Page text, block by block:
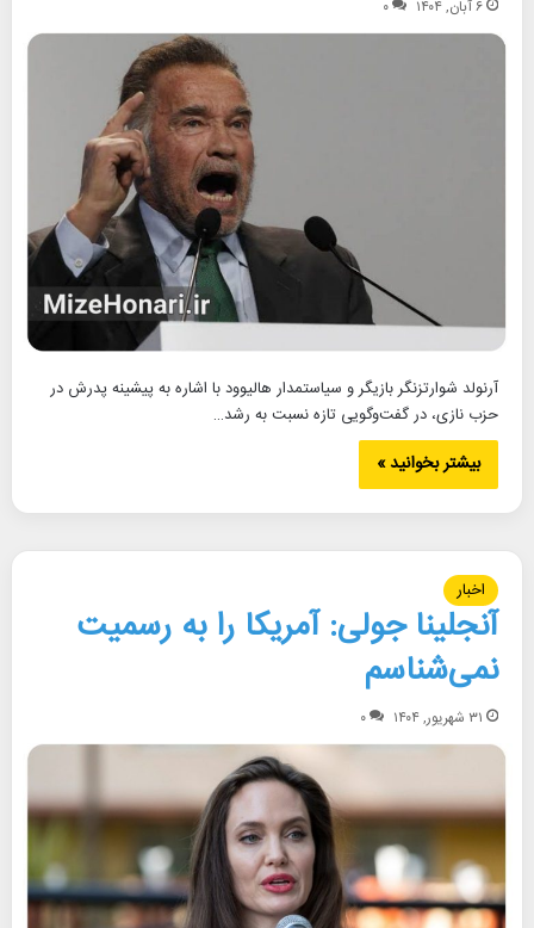
۶ آبان, ۱۴۰۴ ۰
آرنولد شوارتزنگر بازیگر و سیاستمدار هالیوود با اشاره به پیشینه پدرش در
حزب نازی، در گفت‌وگویی تازه نسبت به رشد…
بیشتر بخوانید »
اخبار
آنجلینا جولی: آمریکا را به رسمیت
نمی‌شناسم
۳۱ شهریور, ۱۴۰۴ ۰